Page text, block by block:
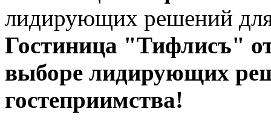
лидирующих решений
Гостиница "Тифлисъ"
выборе лидирующих
гостеприимства!